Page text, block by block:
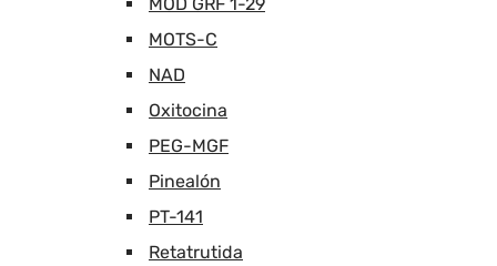
MOD GRF 1-29
MOTS-C
NAD
Oxitocina
PEG-MGF
Pinealón
PT-141
Retatrutida